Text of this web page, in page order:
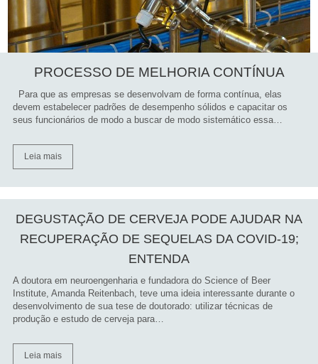
PROCESSO DE MELHORIA CONTÍNUA
Para que as empresas se desenvolvam de forma contínua, elas
devem estabelecer padrões de desempenho sólidos e capacitar os
seus funcionários de modo a buscar de modo sistemático essa…
Leia mais
DEGUSTAÇÃO DE CERVEJA PODE AJUDAR NA
RECUPERAÇÃO DE SEQUELAS DA COVID-19;
ENTENDA
A doutora em neuroengenharia e fundadora do Science of Beer
Institute, Amanda Reitenbach, teve uma ideia interessante durante o
desenvolvimento de sua tese de doutorado: utilizar técnicas de
produção e estudo de cerveja para…
Leia mais